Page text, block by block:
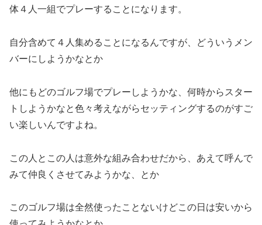
体４人一組でプレーすることになります。
自分含めて４人集めることになるんですが、どういうメン
バーにしようかなとか
他にもどのゴルフ場でプレーしようかな、何時からスター
トしようかなと色々考えながらセッティングするのがすご
い楽しいんですよね。
この人とこの人は意外な組み合わせだから、あえて呼んで
みて仲良くさせてみようかな、とか
このゴルフ場は全然使ったことないけどこの日は安いから